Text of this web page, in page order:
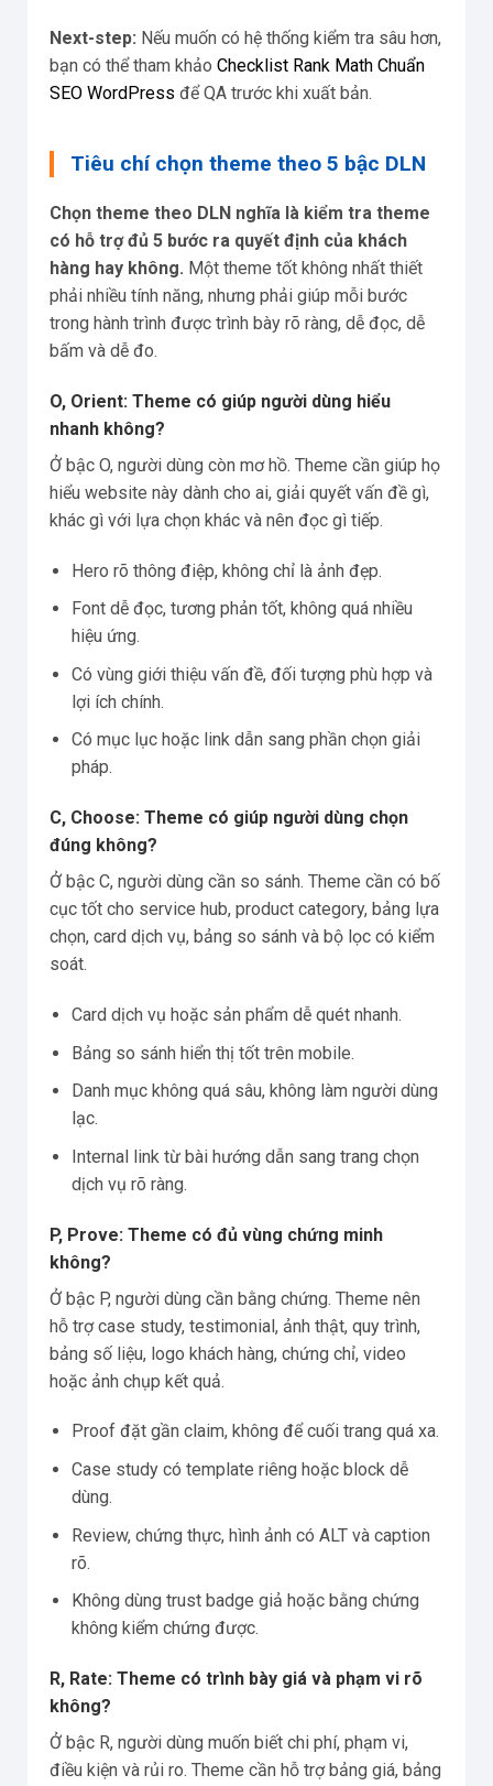
Next-step: Nếu muốn có hệ thống kiểm tra sâu hơn,
bạn có thể tham khảo Checklist Rank Math Chuẩn
SEO WordPress để QA trước khi xuất bản.
Tiêu chí chọn theme theo 5 bậc DLN
Chọn theme theo DLN nghĩa là kiểm tra theme
có hỗ trợ đủ 5 bước ra quyết định của khách
hàng hay không. Một theme tốt không nhất thiết
phải nhiều tính năng, nhưng phải giúp mỗi bước
trong hành trình được trình bày rõ ràng, dễ đọc, dễ
bấm và dễ đo.
O, Orient: Theme có giúp người dùng hiểu
nhanh không?
Ở bậc O, người dùng còn mơ hồ. Theme cần giúp họ
hiểu website này dành cho ai, giải quyết vấn đề gì,
khác gì với lựa chọn khác và nên đọc gì tiếp.
Hero rõ thông điệp, không chỉ là ảnh đẹp.
Font dễ đọc, tương phản tốt, không quá nhiều
hiệu ứng.
Có vùng giới thiệu vấn đề, đối tượng phù hợp và
lợi ích chính.
Có mục lục hoặc link dẫn sang phần chọn giải
pháp.
C, Choose: Theme có giúp người dùng chọn
đúng không?
Ở bậc C, người dùng cần so sánh. Theme cần có bố
cục tốt cho service hub, product category, bảng lựa
chọn, card dịch vụ, bảng so sánh và bộ lọc có kiểm
soát.
Card dịch vụ hoặc sản phẩm dễ quét nhanh.
Bảng so sánh hiển thị tốt trên mobile.
Danh mục không quá sâu, không làm người dùng
lạc.
Internal link từ bài hướng dẫn sang trang chọn
dịch vụ rõ ràng.
P, Prove: Theme có đủ vùng chứng minh
không?
Ở bậc P, người dùng cần bằng chứng. Theme nên
hỗ trợ case study, testimonial, ảnh thật, quy trình,
bảng số liệu, logo khách hàng, chứng chỉ, video
hoặc ảnh chụp kết quả.
Proof đặt gần claim, không để cuối trang quá xa.
Case study có template riêng hoặc block dễ
dùng.
Review, chứng thực, hình ảnh có ALT và caption
rõ.
Không dùng trust badge giả hoặc bằng chứng
không kiểm chứng được.
R, Rate: Theme có trình bày giá và phạm vi rõ
không?
Ở bậc R, người dùng muốn biết chi phí, phạm vi,
điều kiện và rủi ro. Theme cần hỗ trợ bảng giá, bảng